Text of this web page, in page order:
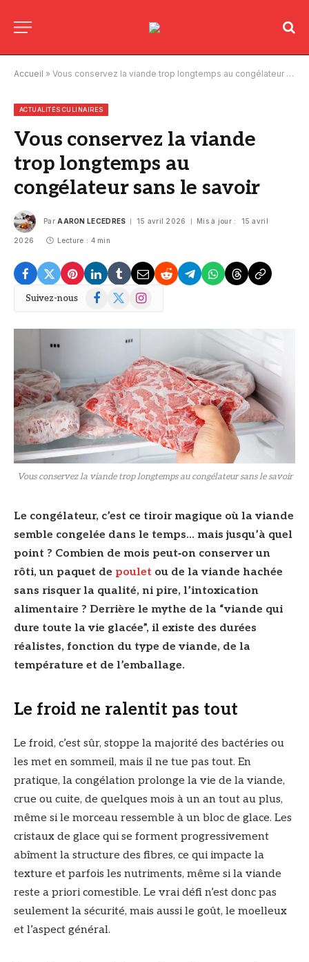
Accueil » Vous conservez la viande trop longtemps au congélateur sans le savoir
ACTUALITÉS CULINAIRES
Vous conservez la viande
trop longtemps au
congélateur sans le savoir
Par AARON LECEDRES 15 avril 2026 Mis à jour : 15 avril
2026 Lecture : 4 min
Suivez-nous Facebook
X
Instagram
Vous conservez la viande trop longtemps au congélateur sans le savoir
Le congélateur, c’est ce tiroir magique où la viande
semble congelée dans le temps… mais jusqu’à quel
point ? Combien de mois peut‑on conserver un
rôti, un paquet de poulet ou de la viande hachée
sans risquer la qualité, ni pire, l’intoxication
alimentaire ? Derrière le mythe de la “viande qui
dure toute la vie glacée”, il existe des durées
réalistes, fonction du type de viande, de la
température et de l’emballage.
Le froid ne ralentit pas tout
Le froid, c’est sûr, stoppe la majorité des bactéries ou
les met en sommeil, mais il ne tue pas tout. En
pratique, la congélation prolonge la vie de la viande,
crue ou cuite, de quelques mois à un an tout au plus,
même si le morceau ressemble à un bloc de glace. Les
cristaux de glace qui se forment progressivement
abîment la structure des fibres, ce qui impacte la
texture et parfois les nutriments, même si la viande
reste a priori comestible. Le vrai défi n’est donc pas
seulement la sécurité, mais aussi le goût, le moelleux
et l’aspect général.